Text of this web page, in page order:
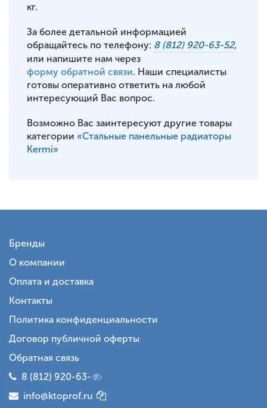
кг.
За более детальной информацией
обращайтесь по телефону: 8 (812) 920-63-52,
или напишите нам через
форму обратной связи. Наши специалисты
готовы оперативно ответить на любой
интересующий Вас вопрос.
Возможно Вас заинтересуют другие товары
категории «Стальные панельные радиаторы
Kermi»
Бренды
О компании
Оплата и доставка
Контакты
Политика конфиденциальности
Договор публичной оферты
Обратная связь
8 (812) 920-63-
info@ktoprof.ru